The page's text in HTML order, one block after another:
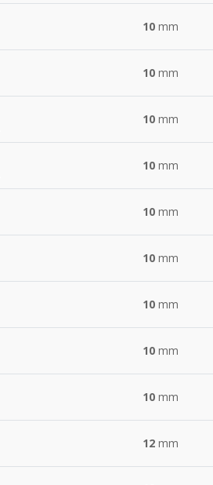
10 mm
10 mm
10 mm
10 mm
10 mm
10 mm
10 mm
10 mm
10 mm
12 mm